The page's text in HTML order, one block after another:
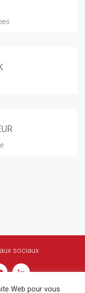
sociaux
Web pour vous